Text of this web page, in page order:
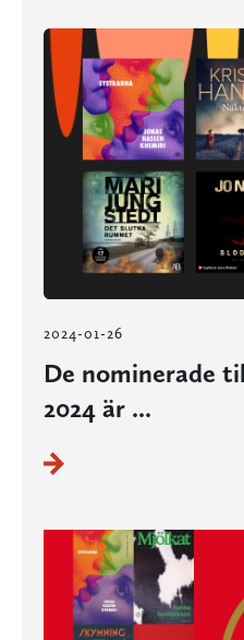
2024-01-26
De nominerade
2024 är ...